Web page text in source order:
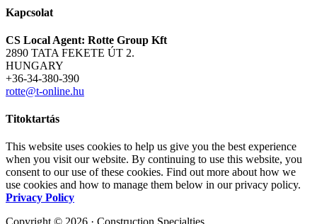
Kapcsolat
CS Local Agent: Rotte Group Kft
2890 TATA FEKETE ÚT 2.
HUNGARY
+36-34-380-390
rotte@t-online.hu
Titoktartás
This website uses cookies to help us give you the best experience
when you visit our website. By continuing to use this website, you
consent to our use of these cookies. Find out more about how we
use cookies and how to manage them below in our privacy policy.
Privacy Policy